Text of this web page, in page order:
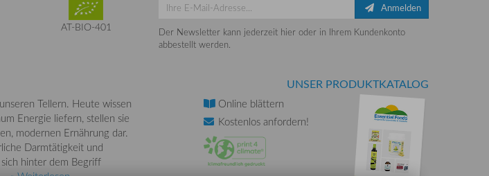
AT-BIO-401
Anmelden
Der Newsletter kann jederzeit hier oder in Ihrem Kundenkonto
abbestellt werden.
Tellern. Heute wissen
Energie liefern, stellen sie
modernen Ernährung dar.
Darmtätigkeit und
hinter dem Begriff
UNSER PRODUKTKATALOG
Online blättern
Kostenlos anfordern!